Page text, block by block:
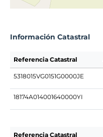
Información Catastral
Referencia Catastral
5318015VG0151G0000JE
18174A014001640000YI
Referencia Catastral